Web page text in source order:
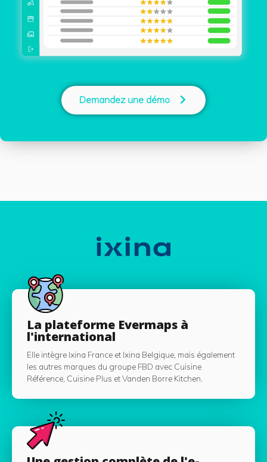
Demandez une démo
La plateforme Evermaps à
l'international
Elle intègre Ixina France et Ixina Belgique, mais également
les autres marques du groupe FBD avec Cuisine
Référence, Cuisine Plus et Vanden Borre Kitchen.